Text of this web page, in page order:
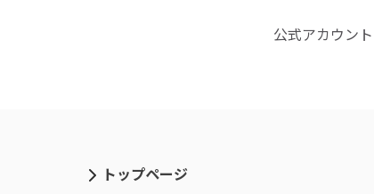
公式アカウント
トップページ